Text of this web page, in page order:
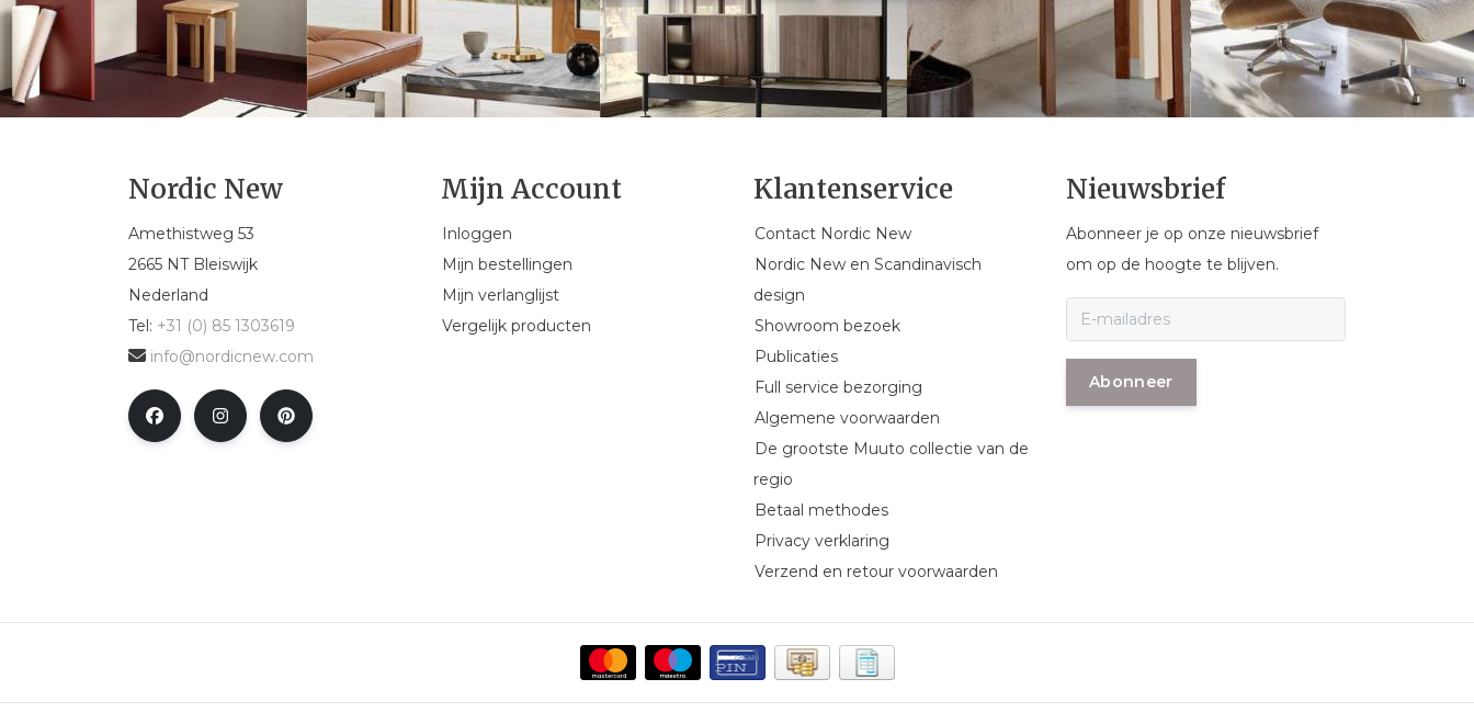
Nordic New
Amethistweg 53
2665 NT Bleiswijk
Nederland
Tel: +31 (0) 85 1303619
info@nordicnew.com
Mijn Account
Inloggen
Mijn bestellingen
Mijn verlanglijst
Vergelijk producten
Klantenservice
Contact Nordic New
Nordic New en Scandinavisch
design
Showroom bezoek
Publicaties
Full service bezorging
Algemene voorwaarden
De grootste Muuto collectie van de
regio
Betaal methodes
Privacy verklaring
Verzend en retour voorwaarden
Nieuwsbrief
Abonneer je op onze nieuwsbrief
om op de hoogte te blijven.
Abonneer